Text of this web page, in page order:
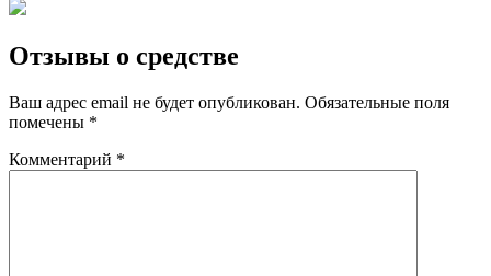
Отзывы о средстве
Ваш адрес email не будет опубликован. Обязательные поля
помечены *
Комментарий *